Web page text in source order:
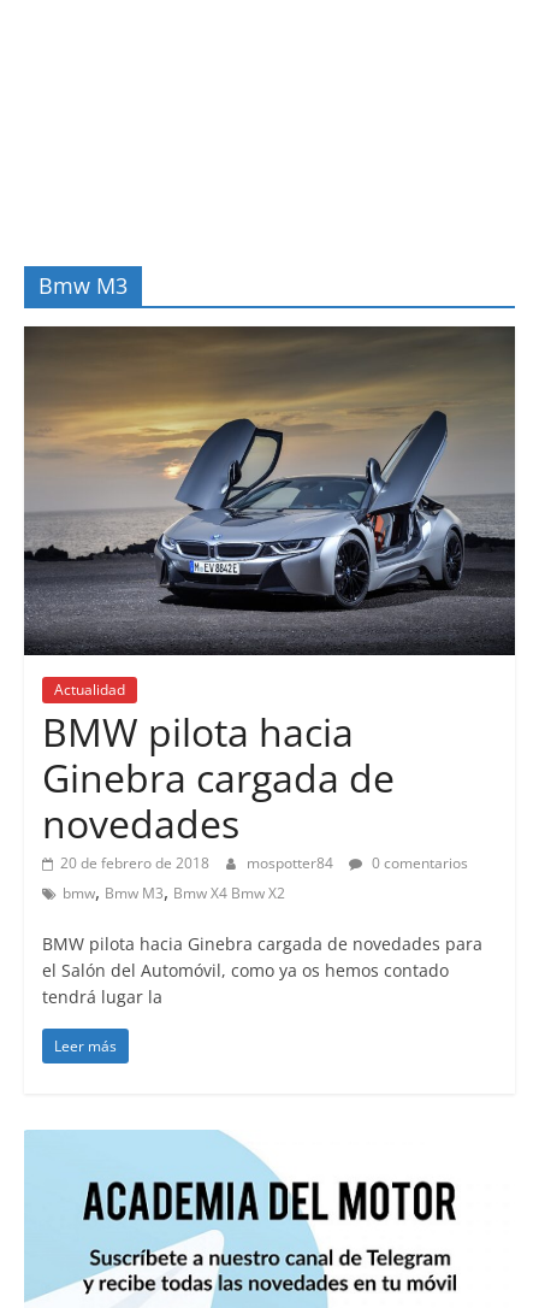
Bmw M3
Actualidad
BMW pilota hacia
Ginebra cargada de
novedades
20 de febrero de 2018 mospotter84
0 comentarios
bmw, Bmw M3, Bmw X4 Bmw X2
BMW pilota hacia Ginebra cargada de novedades para
el Salón del Automóvil, como ya os hemos contado
tendrá lugar la
Leer más